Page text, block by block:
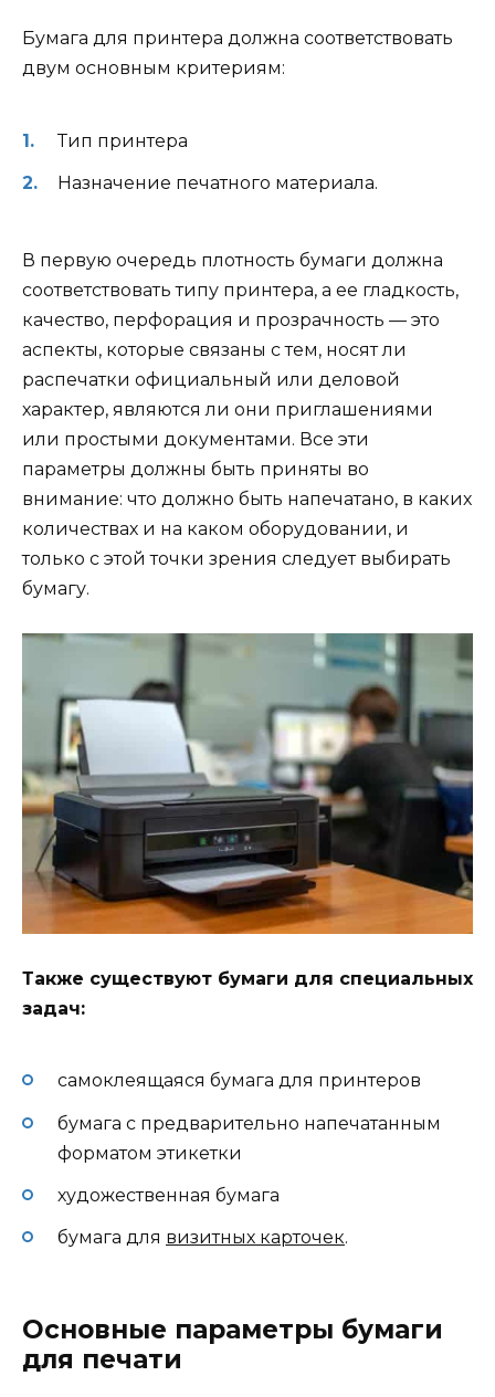
Бумага для принтера должна соответствовать
двум основным критериям:
Тип принтера
Назначение печатного материала.
В первую очередь плотность бумаги должна
соответствовать типу принтера, а ее гладкость,
качество, перфорация и прозрачность — это
аспекты, которые связаны с тем, носят ли
распечатки официальный или деловой
характер, являются ли они приглашениями
или простыми документами. Все эти
параметры должны быть приняты во
внимание: что должно быть напечатано, в каких
количествах и на каком оборудовании, и
только с этой точки зрения следует выбирать
бумагу.
Также существуют бумаги для специальных
задач:
самоклеящаяся бумага для принтеров
бумага с предварительно напечатанным
форматом этикетки
художественная бумага
бумага для визитных карточек.
Основные параметры бумаги
для печати